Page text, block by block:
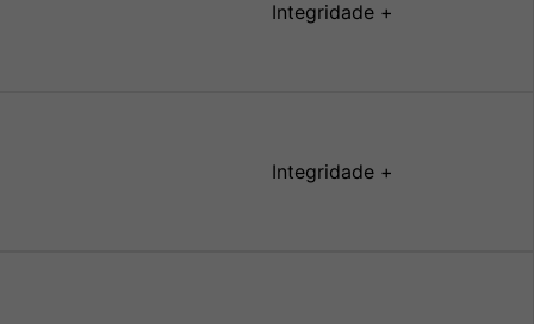
Integridade +
Integridade +